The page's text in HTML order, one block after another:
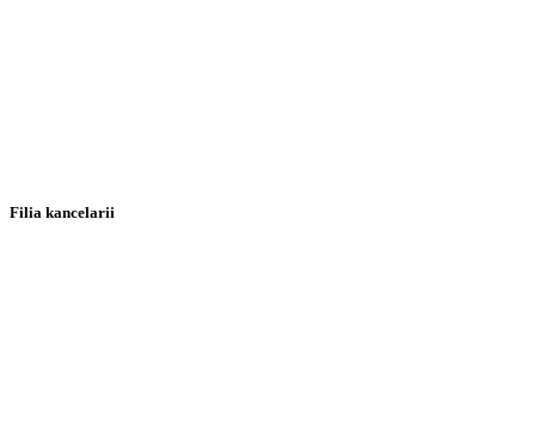
Filia kancelarii